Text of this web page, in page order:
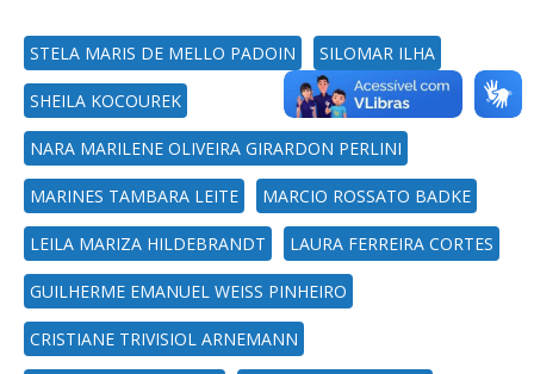
STELA MARIS DE MELLO PADOIN SILOMAR ILHA
SHEILA KOCOUREK
NARA MARILENE OLIVEIRA GIRARDON PERLINI
MARINES TAMBARA LEITE MARCIO ROSSATO BADKE
LEILA MARIZA HILDEBRANDT LAURA FERREIRA CORTES
GUILHERME EMANUEL WEISS PINHEIRO
CRISTIANE TRIVISIOL ARNEMANN